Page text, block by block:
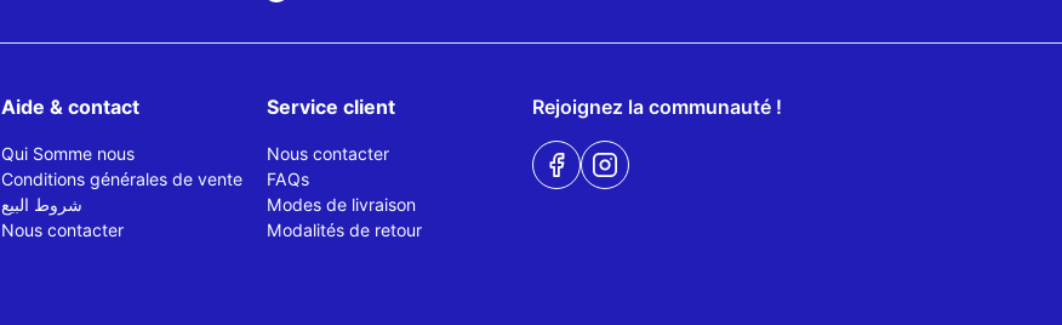
Aide & contact
Qui Somme nous
Conditions générales de vente
شروط البيع
Nous contacter
Service client
Nous contacter
FAQs
Modes de livraison
Modalités de retour
Rejoignez la communauté !